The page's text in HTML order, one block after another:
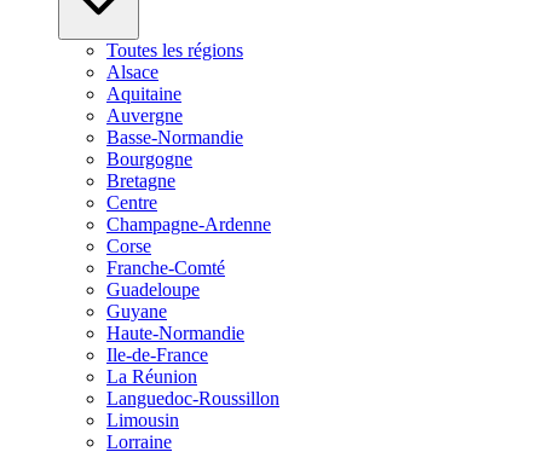
Toutes les régions
Alsace
Aquitaine
Auvergne
Basse-Normandie
Bourgogne
Bretagne
Centre
Champagne-Ardenne
Corse
Franche-Comté
Guadeloupe
Guyane
Haute-Normandie
Ile-de-France
La Réunion
Languedoc-Roussillon
Limousin
Lorraine